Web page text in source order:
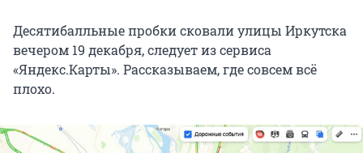
Десятибалльные пробки сковали улицы Иркутска
вечером 19 декабря, следует из сервиса
«Яндекс.Карты». Рассказываем, где совсем всё
плохо.